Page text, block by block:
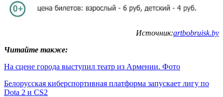
Источник:artbobruisk.by
Читайте также:
На сцене города выступил театр из Армении. Фото
Белорусская киберспортивная платформа запускает лигу по
Dota 2 и CS2